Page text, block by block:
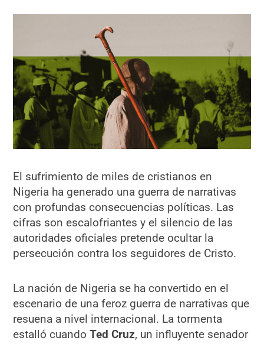
El sufrimiento de miles de cristianos en
Nigeria ha generado una guerra de narrativas
con profundas consecuencias políticas. Las
cifras son escalofriantes y el silencio de las
autoridades oficiales pretende ocultar la
persecución contra los seguidores de Cristo.
La nación de Nigeria se ha convertido en el
escenario de una feroz guerra de narrativas que
resuena a nivel internacional. La tormenta
estalló cuandoTed Cruz, un influyente senador